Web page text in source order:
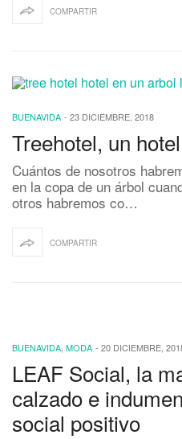
COMPARTIR
BUENAVIDA - 23 DICIEMBRE, 2018
Treehotel, un
Cuántos de nosotros
en la copa de un árbol
otros habremos co…
COMPARTIR
BUENAVIDA, MODA - 20 DICIEMBRE,
LEAF Social, la
calzado e
social positivo